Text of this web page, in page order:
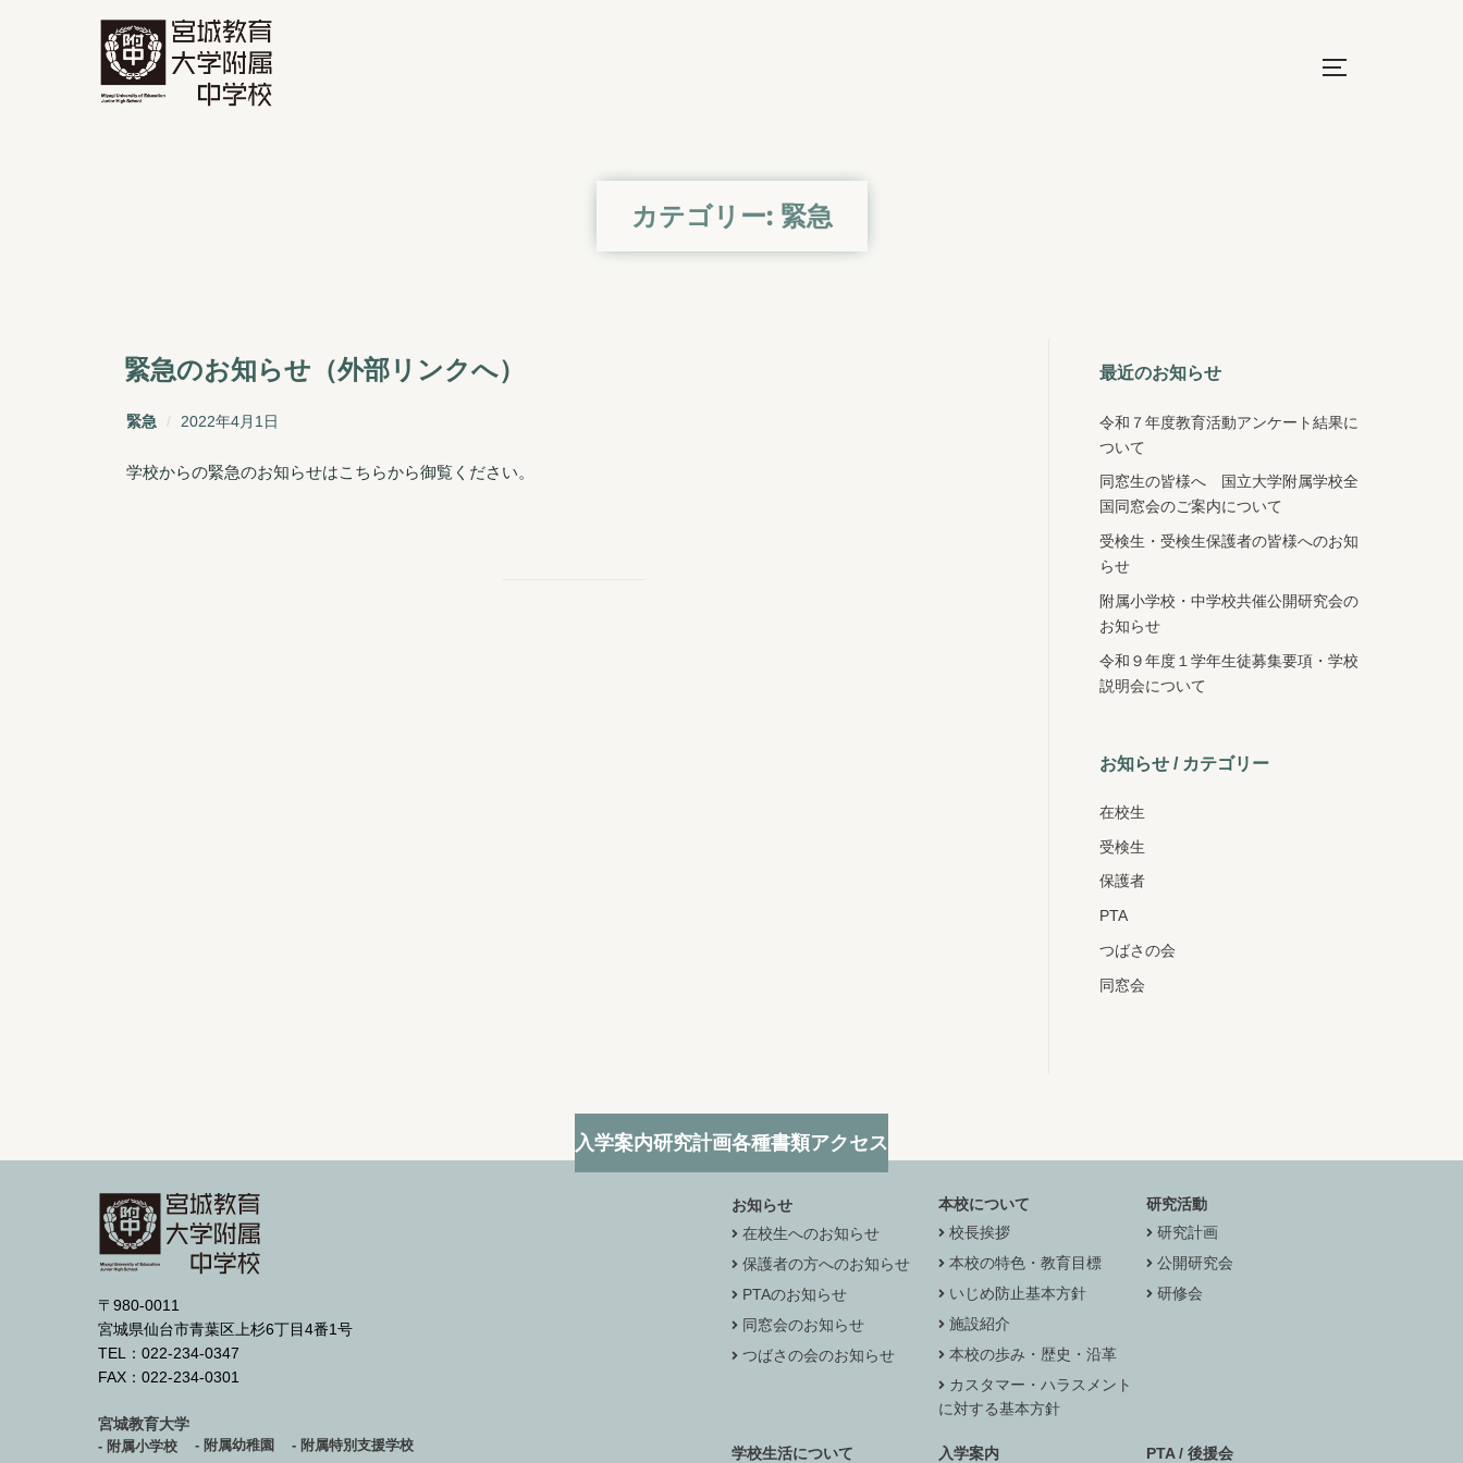
サイドバーと
カテゴリー: 緊急
緊急のお知らせ（外部リンクへ）
緊急
投
日:
2022年4月1日
学校からの緊急のお知らせはこちらから御覧ください。
最近のお知らせ
令和７年度教育活動アンケート結果に
ついて
同窓生の皆様へ 国立大学附属学校全
国同窓会のご案内について
受検生・受検生保護者の皆様へのお知
らせ
附属小学校・中学校共催公開研究会の
お知らせ
令和９年度１学年生徒募集要項・学校
説明会について
お知らせ / カテゴリー
在校生
受検生
保護者
PTA
つばさの会
同窓会
入学案内研究計画各種書類アクセス
〒980-0011
宮城県仙台市青葉区上杉6丁目4番1号
TEL：022-234-0347
FAX：022-234-0301
宮城教育大学
- 附属小学校 - 附属幼稚園 - 附属特別支援学校
お知らせ
在校生へのお知らせ
保護者の方へのお知らせ
PTAのお知らせ
同窓会のお知らせ
つばさの会のお知らせ
本校について
校長挨拶
本校の特色・教育目標
いじめ防止基本方針
施設紹介
本校の歩み・歴史・沿革
カスタマー・ハラスメント
に対する基本方針
研究活動
研究計画
公開研究会
研修会
学校生活について 入学案内 PTA / 後援会